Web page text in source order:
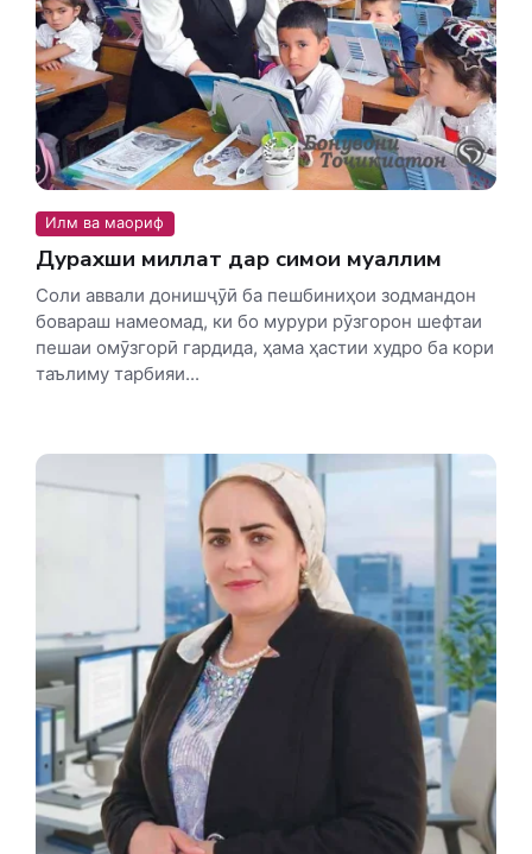
Илм ва маориф
Дурахши миллат дар симои муаллим
Соли аввали донишҷӯӣ ба пешбиниҳои зодмандон
бовараш намеомад, ки бо мурури рӯзгорон шефтаи
пешаи омӯзгорӣ гардида, ҳама ҳастии худро ба кори
таълиму тарбияи...